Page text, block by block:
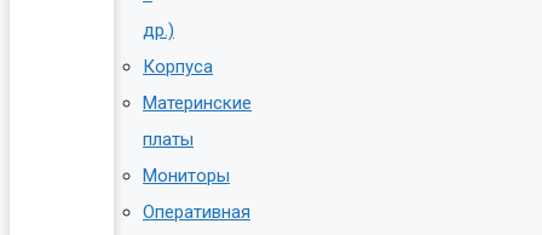
др.)
Корпуса
Материнские
платы
Мониторы
Оперативная